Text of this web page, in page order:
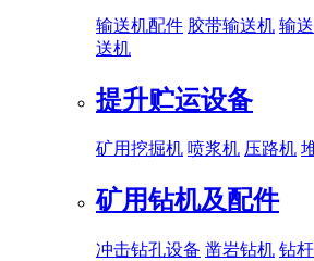
输送机配件 胶带输送机 输
送机
提升贮运设备
矿用挖掘机 喷浆机 压路机
矿用钻机及配件
冲击钻孔设备 凿岩钻机 钻杆